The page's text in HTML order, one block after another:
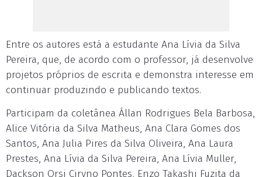
Entre os autores está a estudante Ana Lívia da Silva
Pereira, que, de acordo com o professor, já desenvolve
projetos próprios de escrita e demonstra interesse em
continuar produzindo e publicando textos.
Participam da coletânea Állan Rodrigues Bela Barbosa,
Alice Vitória da Silva Matheus, Ana Clara Gomes dos
Santos, Ana Julia Pires da Silva Oliveira, Ana Laura
Prestes, Ana Lívia da Silva Pereira, Ana Lívia Muller,
Dackson Orsi Ciryno Pontes, Enzo Takashi Fuzita da